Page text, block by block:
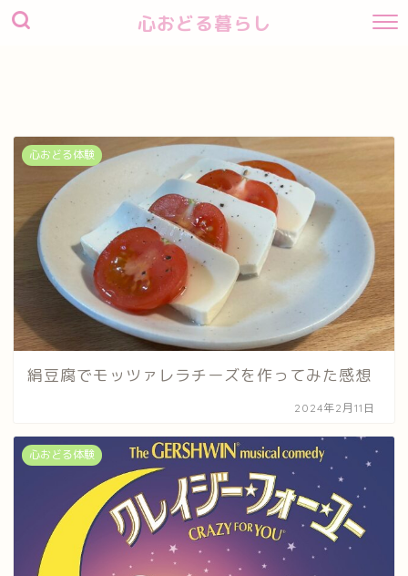
心おどる暮らし
心おどる体験
絹豆腐でモッツァレラチーズを作ってみた感想
2024年2月11日
心おどる体験